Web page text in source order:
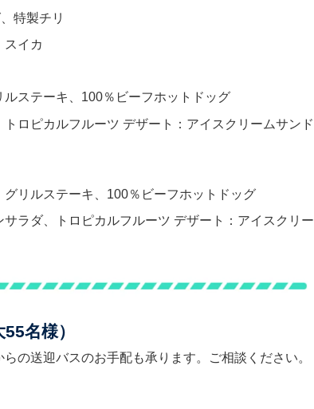
特製チリ
スイカ
ステーキ、100％ビーフホットドッグ
ロピカルフルーツ デザート：アイスクリームサンド
リルステーキ、100％ビーフホットドッグ
ラダ、トロピカルフルーツ デザート：アイスクリー
名様）
の送迎バスのお手配も承ります。ご相談ください。